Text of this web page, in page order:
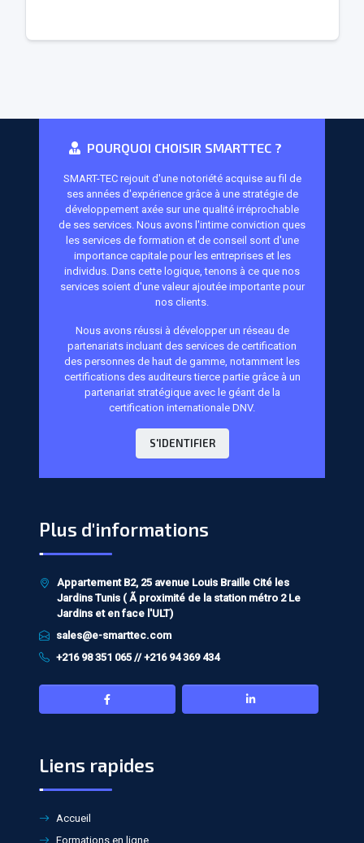
POURQUOI CHOISIR SMARTTEC ?
SMART-TEC rejouit d'une notoriété acquise au fil de
ses années d'expérience grâce à une stratégie de
développement axée sur une qualité irréprochable
de ses services. Nous avons l'intime conviction ques
les services de formation et de conseil sont d'une
importance capitale pour les entreprises et les
individus. Dans cette logique, tenons à ce que nos
services soient d'une valeur ajoutée importante pour
nos clients.
Nous avons réussi à développer un réseau de
partenariats incluant des services de certification
des personnes de haut de gamme, notamment les
certifications des auditeurs tierce partie grâce à un
partenariat stratégique avec le géant de la
certification internationale DNV.
S'IDENTIFIER
Plus d'informations
Appartement B2, 25 avenue Louis Braille Cité les
Jardins Tunis ( Ã proximité de la station métro 2 Le
Jardins et en face l'ULT)
sales@e-smarttec.com
+216 98 351 065 // +216 94 369 434
Liens rapides
Accueil
Formations en ligne